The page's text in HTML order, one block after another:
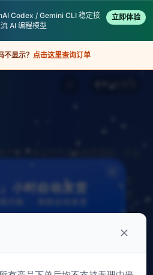
Codex / Gemini CLI 稳定接
AI 编程模型
立即体验
显示？ 点击这里查询订单